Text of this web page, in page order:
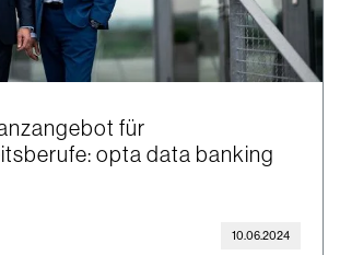
für
opta data banking
10.06.2024